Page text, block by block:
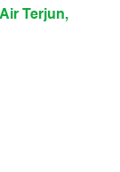
Terjun,